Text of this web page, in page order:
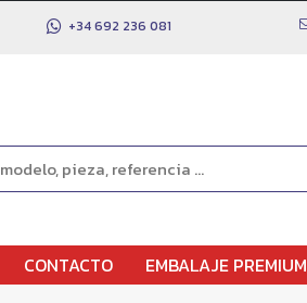
+34 692 236 081
CONTACTO EMBALAJE PREMIUM